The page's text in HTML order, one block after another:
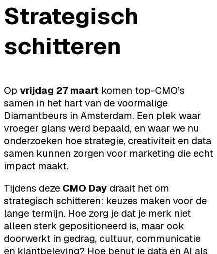
Strategisch
schitteren
Op vrijdag 27 maart komen top-CMO’s
samen in het hart van de voormalige
Diamantbeurs in Amsterdam. Een plek waar
vroeger glans werd bepaald, en waar we nu
onderzoeken hoe strategie, creativiteit en data
samen kunnen zorgen voor marketing die echt
impact maakt.
Tijdens deze CMO Day draait het om
strategisch schitteren: keuzes maken voor de
lange termijn. Hoe zorg je dat je merk niet
alleen sterk gepositioneerd is, maar ook
doorwerkt in gedrag, cultuur, communicatie
en klantbeleving? Hoe benut je data en AI als